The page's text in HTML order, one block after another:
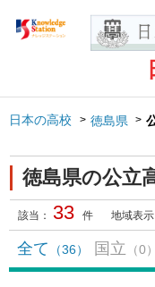
日本の高校 徳島県
徳島県の公立
該当： 33 件 地域表示
全て （36） 国立 （0）